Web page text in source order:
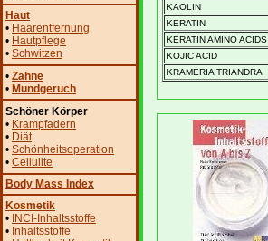
KAOLIN
KERATIN
KERATIN AMINO ACIDS
KOJIC ACID
KRAMERIA TRIANDRA
Haut
• Haarentfernung
• Hautpflege
• Schwitzen
• Zähne
• Mundgeruch
Schöner Körper
• Krampfadern
• Diät
• Schönheitsoperation
• Cellulite
Body Mass Index
Kosmetik
• INCI-Inhaltsstoffe
• Inhaltsstoffe